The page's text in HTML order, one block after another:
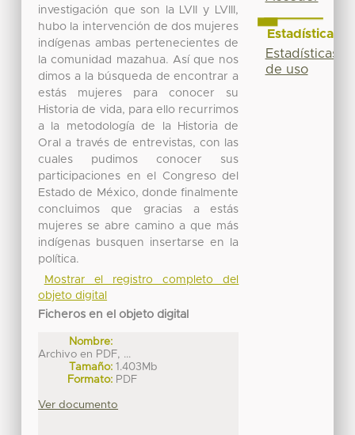
investigación que son la LVII y LVIII,
hubo la intervención de dos mujeres
indígenas ambas pertenecientes de
la comunidad mazahua. Así que nos
dimos a la búsqueda de encontrar a
estás mujeres para conocer su
Historia de vida, para ello recurrimos
a la metodología de la Historia de
Oral a través de entrevistas, con las
cuales pudimos conocer sus
participaciones en el Congreso del
Estado de México, donde finalmente
concluimos que gracias a estás
mujeres se abre camino a que más
indígenas busquen insertarse en la
política.
Mostrar el registro completo del
objeto digital
Ficheros en el objeto digital
Nombre:
Archivo en PDF, ...
Tamaño: 1.403Mb
Formato: PDF
Ver documento
Estadísticas
Estadísticas
de uso